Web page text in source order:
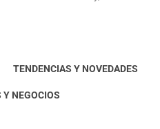
TENDENCIAS Y NOVEDADES
Y NEGOCIOS